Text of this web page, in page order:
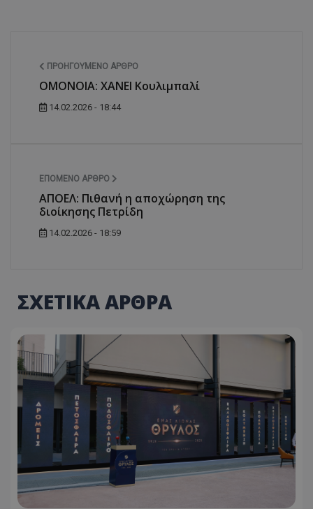
ΠΡΟΗΓΟΎΜΕΝΟ ΆΡΘΡΟ
ΟΜΟΝΟΙΑ: ΧΑΝΕΙ Κουλιμπαλί
14.02.2026 - 18:44
ΕΠΌΜΕΝΟ ΆΡΘΡΟ
ΑΠΟΕΛ: Πιθανή η αποχώρηση της
διοίκησης Πετρίδη
14.02.2026 - 18:59
ΣΧΕΤΙΚΑ ΑΡΘΡΑ